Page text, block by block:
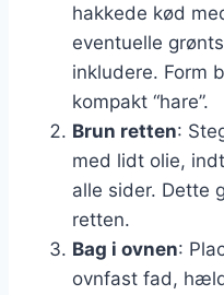
hakkede kød
eventuelle
inkludere. Form
kompakt “hare”.
Brun retten:
med lidt olie,
alle sider. Dette
retten.
Bag i ovnen:
ovnfast fad,